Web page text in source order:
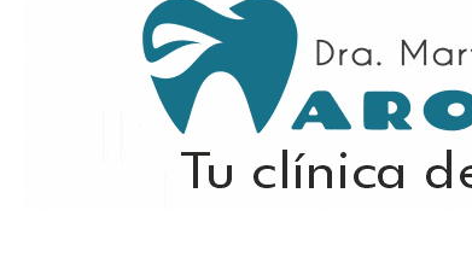
Estás leyendo : La Banda de Música de